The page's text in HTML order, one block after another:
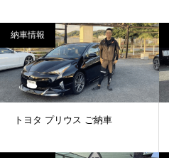
納車情報
トヨタ プリウス ご納車